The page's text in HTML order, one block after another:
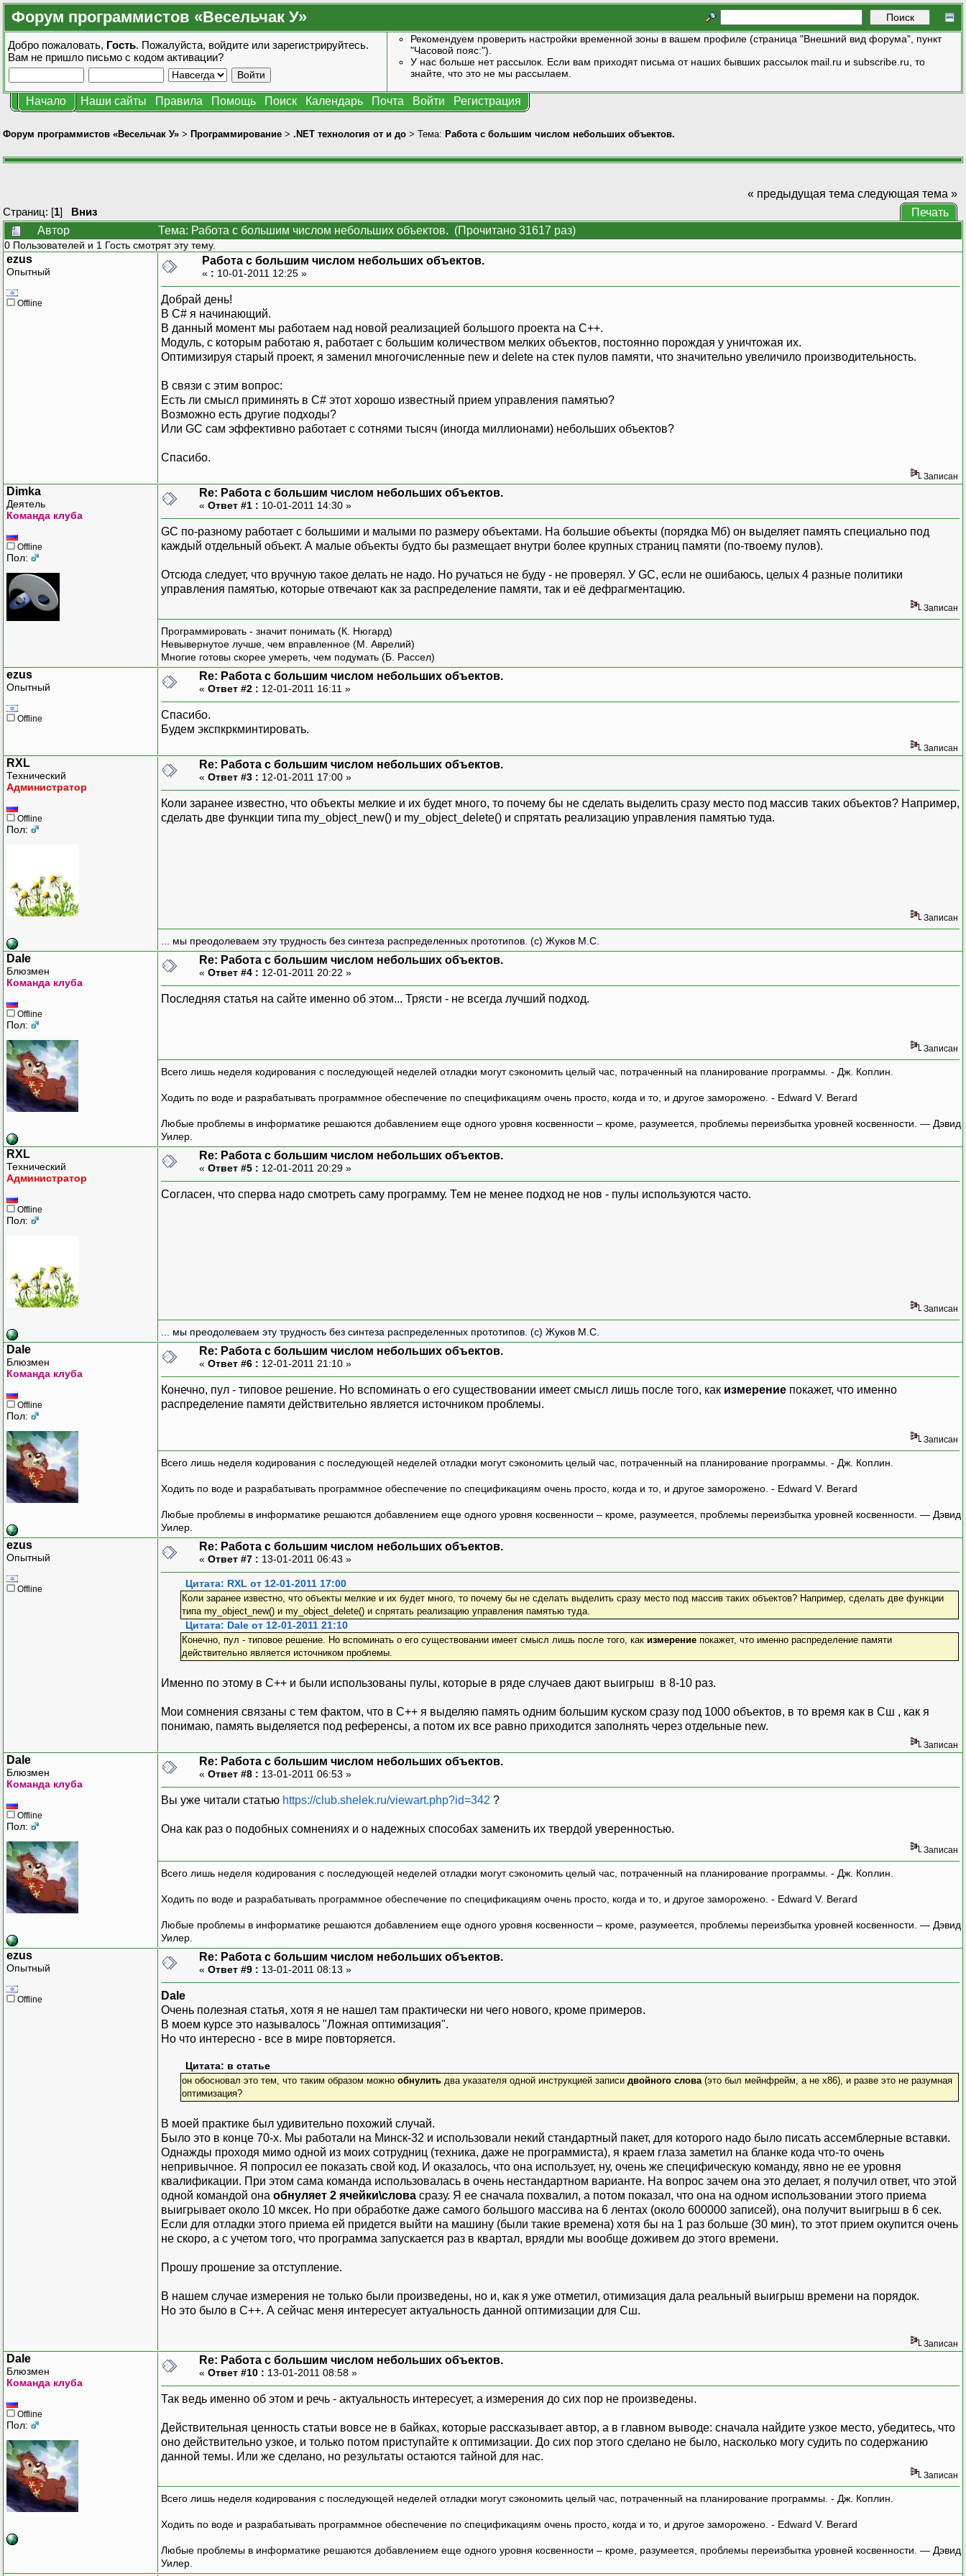
Форум программистов «Весельчак У»
Добро пожаловать, Гость. Пожалуйста, войдите или зарегистрируйтесь.
Вам не пришло письмо с кодом активации?
Рекомендуем проверить настройки временной зоны в вашем профиле (страница "Внешний вид форума", пункт
"Часовой пояс:").
У нас больше нет рассылок. Если вам приходят письма от наших бывших рассылок mail.ru и subscribe.ru, то
знайте, что это не мы рассылаем.
Начало Наши сайты Правила Помощь Поиск Календарь Почта Войти Регистрация
Форум программистов «Весельчак У» > Программирование > .NET технология от и до > Тема: Работа с большим числом небольших объектов.
Страниц: [1] Вниз
« предыдущая тема следующая тема »
Печать
Автор
Тема: Работа с большим числом небольших объектов. (Прочитано 31617 раз)
0 Пользователей и 1 Гость смотрят эту тему.
ezus
Опытный
Offline
Работа с большим числом небольших объектов.
« : 10-01-2011 12:25 »
Добрай день!
В С# я начинающий.
В данный момент мы работаем над новой реализацией большого проекта на С++.
Модуль, с которым работаю я, работает с большим количеством мелких объектов, постоянно порождая у уничтожая их.
Оптимизируя старый проект, я заменил многочисленные new и delete на стек пулов памяти, что значительно увеличило производительность.
В связи с этим вопрос:
Есть ли смысл приминять в С# этот хорошо известный прием управления памятью?
Возможно есть другие подходы?
Или GC сам эффективно работает с сотнями тысяч (иногда миллионами) небольших объектов?
Спасибо.
Записан
Dimka
Деятель
Команда клуба
Offline
Пол:
Re: Работа с большим числом небольших объектов.
« Ответ #1 : 10-01-2011 14:30 »
GC по-разному работает с большими и малыми по размеру объектами. На большие объекты (порядка Мб) он выделяет память специально под
каждый отдельный объект. А малые объекты будто бы размещает внутри более крупных страниц памяти (по-твоему пулов).
Отсюда следует, что вручную такое делать не надо. Но ручаться не буду - не проверял. У GC, если не ошибаюсь, целых 4 разные политики
управления памятью, которые отвечают как за распределение памяти, так и её дефрагментацию.
Записан
Программировать - значит понимать (К. Нюгард)
Невывернутое лучше, чем вправленное (М. Аврелий)
Многие готовы скорее умереть, чем подумать (Б. Рассел)
ezus
Опытный
Offline
Re: Работа с большим числом небольших объектов.
« Ответ #2 : 12-01-2011 16:11 »
Спасибо.
Будем экспкркминтировать.
Записан
RXL
Технический
Администратор
Offline
Пол:
Re: Работа с большим числом небольших объектов.
« Ответ #3 : 12-01-2011 17:00 »
Коли заранее известно, что объекты мелкие и их будет много, то почему бы не сделать выделить сразу место под массив таких объектов? Например,
сделать две функции типа my_object_new() и my_object_delete() и спрятать реализацию управления памятью туда.
Записан
... мы преодолеваем эту трудность без синтеза распределенных прототипов. (с) Жуков М.С.
Dale
Блюзмен
Команда клуба
Offline
Пол:
Re: Работа с большим числом небольших объектов.
« Ответ #4 : 12-01-2011 20:22 »
Последняя статья на сайте именно об этом... Трясти - не всегда лучший подход.
Записан
Всего лишь неделя кодирования с последующей неделей отладки могут сэкономить целый час, потраченный на планирование программы. - Дж. Коплин.
Ходить по воде и разрабатывать программное обеспечение по спецификациям очень просто, когда и то, и другое заморожено. - Edward V. Berard
Любые проблемы в информатике решаются добавлением еще одного уровня косвенности – кроме, разумеется, проблемы переизбытка уровней косвенности. — Дэвид
Уилер.
RXL
Технический
Администратор
Offline
Пол:
Re: Работа с большим числом небольших объектов.
« Ответ #5 : 12-01-2011 20:29 »
Согласен, что сперва надо смотреть саму программу. Тем не менее подход не нов - пулы используются часто.
Записан
... мы преодолеваем эту трудность без синтеза распределенных прототипов. (с) Жуков М.С.
Dale
Блюзмен
Команда клуба
Offline
Пол:
Re: Работа с большим числом небольших объектов.
« Ответ #6 : 12-01-2011 21:10 »
Конечно, пул - типовое решение. Но вспоминать о его существовании имеет смысл лишь после того, как измерение покажет, что именно
распределение памяти действительно является источником проблемы.
Записан
Всего лишь неделя кодирования с последующей неделей отладки могут сэкономить целый час, потраченный на планирование программы. - Дж. Коплин.
Ходить по воде и разрабатывать программное обеспечение по спецификациям очень просто, когда и то, и другое заморожено. - Edward V. Berard
Любые проблемы в информатике решаются добавлением еще одного уровня косвенности – кроме, разумеется, проблемы переизбытка уровней косвенности. — Дэвид
Уилер.
ezus
Опытный
Offline
Re: Работа с большим числом небольших объектов.
« Ответ #7 : 13-01-2011 06:43 »
Цитата: RXL от 12-01-2011 17:00
Коли заранее известно, что объекты мелкие и их будет много, то почему бы не сделать выделить сразу место под массив таких объектов? Например, сделать две функции
типа my_object_new() и my_object_delete() и спрятать реализацию управления памятью туда.
Цитата: Dale от 12-01-2011 21:10
Конечно, пул - типовое решение. Но вспоминать о его существовании имеет смысл лишь после того, как измерениепокажет, что именно распределение памяти
действительно является источником проблемы.
Именно по этому в С++ и были использованы пулы, которые в ряде случаев дают выигрыш в 8-10 раз.
Мои сомнения связаны с тем фактом, что в С++ я выделяю память одним большим куском сразу под 1000 объектов, в то время как в Сш , как я
понимаю, память выделяется под референсы, а потом их все равно приходится заполнять через отдельные new.
Записан
Dale
Блюзмен
Команда клуба
Offline
Пол:
Re: Работа с большим числом небольших объектов.
« Ответ #8 : 13-01-2011 06:53 »
Вы уже читали статью https://club.shelek.ru/viewart.php?id=342 ?
Она как раз о подобных сомнениях и о надежных способах заменить их твердой уверенностью.
Записан
Всего лишь неделя кодирования с последующей неделей отладки могут сэкономить целый час, потраченный на планирование программы. - Дж. Коплин.
Ходить по воде и разрабатывать программное обеспечение по спецификациям очень просто, когда и то, и другое заморожено. - Edward V. Berard
Любые проблемы в информатике решаются добавлением еще одного уровня косвенности – кроме, разумеется, проблемы переизбытка уровней косвенности. — Дэвид
Уилер.
ezus
Опытный
Offline
Re: Работа с большим числом небольших объектов.
« Ответ #9 : 13-01-2011 08:13 »
Dale
Очень полезная статья, хотя я не нашел там практически ни чего нового, кроме примеров.
В моем курсе это называлось "Ложная оптимизация".
Но что интересно - все в мире повторяется.
Цитата: в статье
он обосновал это тем, что таким образом можно обнулить два указателя одной инструкцией записи двойного слова(это был мейнфрейм, а не x86), и разве это не разумная
оптимизация?
В моей практике был удивительно похожий случай.
Было это в конце 70-х. Мы работали на Минск-32 и использовали некий стандартный пакет, для которого надо было писать ассемблерные вставки.
Однажды проходя мимо одной из моих сотрудниц (техника, даже не программиста), я краем глаза заметил на бланке кода что-то очень
непривычное. Я попросил ее показать свой код. И оказалось, что она использует, ну, очень же специфическую команду, явно не ее уровня
квалификации. При этом сама команда использовалась в очень нестандартном варианте. На вопрос зачем она это делает, я получил ответ, что этой
одной командой она обнуляет 2 ячейки\слова сразу. Я ее сначала похвалил, а потом показал, что она на одном использовании этого приема
выигрывает около 10 мксек. Но при обработке даже самого большого массива на 6 лентах (около 600000 записей), она получит выигрыш в 6 сек.
Если для отладки этого приема ей придется выйти на машину (были такие времена) хотя бы на 1 раз больше (30 мин), то этот прием окупится очень
не скоро, а с учетом того, что программа запускается раз в квартал, врядли мы вообще доживем до этого времени.
Прошу прошение за отступление.
В нашем случае измерения не только были произведены, но и, как я уже отметил, отимизация дала реальный выигрыш времени на порядок.
Но это было в С++. А сейчас меня интересует актуальность данной оптимизации для Сш.
Записан
Dale
Блюзмен
Команда клуба
Offline
Пол:
Re: Работа с большим числом небольших объектов.
« Ответ #10 : 13-01-2011 08:58 »
Так ведь именно об этом и речь - актуальность интересует, а измерения до сих пор не произведены.
Действительная ценность статьи вовсе не в байках, которые рассказывает автор, а в главном выводе: сначала найдите узкое место, убедитесь, что
оно действительно узкое, и только потом приступайте к оптимизации. До сих пор этого сделано не было, насколько могу судить по содержанию
данной темы. Или же сделано, но результаты остаются тайной для нас.
Записан
Всего лишь неделя кодирования с последующей неделей отладки могут сэкономить целый час, потраченный на планирование программы. - Дж. Коплин.
Ходить по воде и разрабатывать программное обеспечение по спецификациям очень просто, когда и то, и другое заморожено. - Edward V. Berard
Любые проблемы в информатике решаются добавлением еще одного уровня косвенности – кроме, разумеется, проблемы переизбытка уровней косвенности. — Дэвид
Уилер.